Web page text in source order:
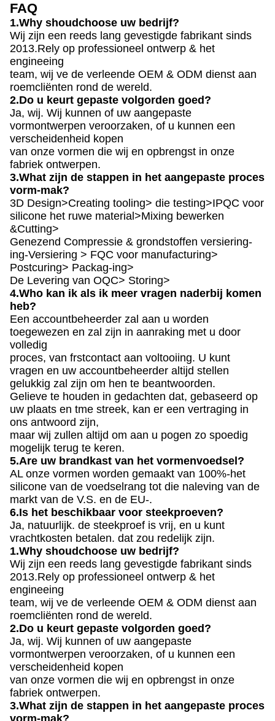
FAQ
1.Why shoudchoose uw bedrijf?
Wij zijn een reeds lang gevestigde fabrikant sinds
2013.Rely op professioneel ontwerp & het
engineeing
team, wij ve de verleende OEM & ODM dienst aan
roemcliënten rond de wereld.
2.Do u keurt gepaste volgorden goed?
Ja, wij. Wij kunnen of uw aangepaste
vormontwerpen veroorzaken, of u kunnen een
verscheidenheid kopen
van onze vormen die wij en opbrengst in onze
fabriek ontwerpen.
3.What zijn de stappen in het aangepaste proces
vorm-mak?
3D Design>Creating tooling> die testing>IPQC voor
silicone het ruwe material>Mixing bewerken
&Cutting>
Genezend Compressie & grondstoffen versiering-
ing-Versiering > FQC voor manufacturing>
Postcuring> Packag-ing>
De Levering van OQC> Storing>
4.Who kan ik als ik meer vragen naderbij komen
heb?
Een accountbeheerder zal aan u worden
toegewezen en zal zijn in aanraking met u door
volledig
proces, van frstcontact aan voltooiing. U kunt
vragen en uw accountbeheerder altijd stellen
gelukkig zal zijn om hen te beantwoorden.
Gelieve te houden in gedachten dat, gebaseerd op
uw plaats en tme streek, kan er een vertraging in
ons antwoord zijn,
maar wij zullen altijd om aan u pogen zo spoedig
mogelijk terug te keren.
5.Are uw brandkast van het vormenvoedsel?
AL onze vormen worden gemaakt van 100%-het
silicone van de voedselrang tot die naleving van de
markt van de V.S. en de EU-.
6.Is het beschikbaar voor steekproeven?
Ja, natuurlijk. de steekproef is vrij, en u kunt
vrachtkosten betalen. dat zou redelijk zijn.
1.Why shoudchoose uw bedrijf?
Wij zijn een reeds lang gevestigde fabrikant sinds
2013.Rely op professioneel ontwerp & het
engineeing
team, wij ve de verleende OEM & ODM dienst aan
roemcliënten rond de wereld.
2.Do u keurt gepaste volgorden goed?
Ja, wij. Wij kunnen of uw aangepaste
vormontwerpen veroorzaken, of u kunnen een
verscheidenheid kopen
van onze vormen die wij en opbrengst in onze
fabriek ontwerpen.
3.What zijn de stappen in het aangepaste proces